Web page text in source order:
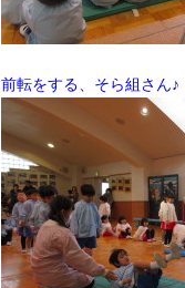
前転をする、そら組さん♪